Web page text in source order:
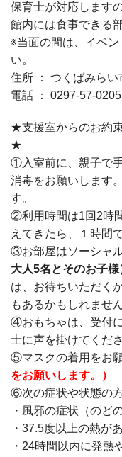
保育士が対応します
館内には食事できる
※当面の間は、イベ
い。
住所 ： つくばみらい
電話 ： 0297-57-0205
★支援室からのお約
①入室前に、親子で
消毒をお願いします
す。
②利用時間は1回2時
えてきたら、１時間
③お部屋はソーシャ
大人5名とそのお子様
は、お待ちいただく
もあるかもしれませ
④おもちゃは、受付
士に声を掛けてくださ
⑤マスクの着用をお願
をお願いします。）
⑥次の症状や状態の
・風邪の症状（のど
・37.5度以上の熱が
・24時間以内に発熱